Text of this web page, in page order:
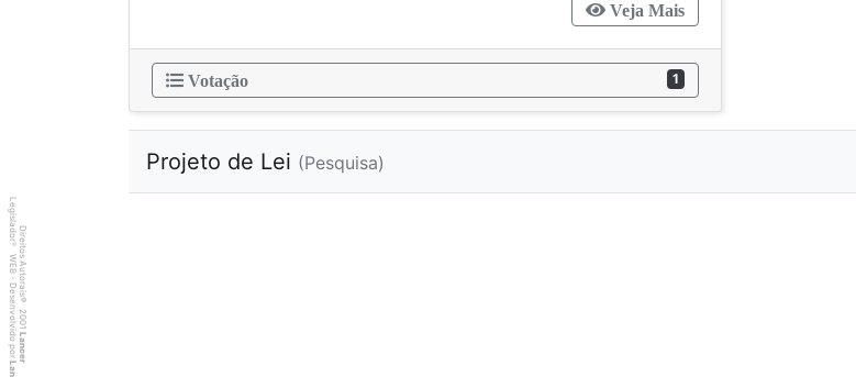
Veja Mais
Votação 1
Projeto de Lei (Pesquisa)
Direitos Autorais
©
2001
Lancer
Legislador
®
WEB - Desenvolvido por